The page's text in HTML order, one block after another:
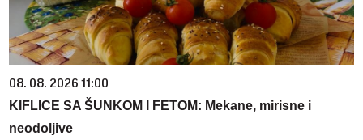
08. 08. 2026 11:00
KIFLICE SA ŠUNKOM I FETOM: Mekane, mirisne i
neodoljive